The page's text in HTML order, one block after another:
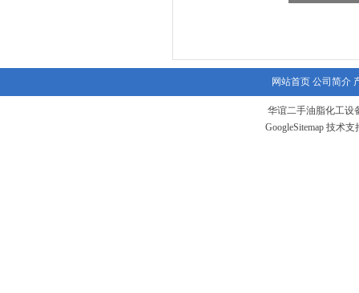
网站首页 公司简介
华谊二手油脂化工设
GoogleSitemap 技术支